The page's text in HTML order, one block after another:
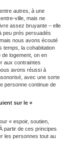
se rétablir. Une autre
notre société, le
personnes. Avoir
First. Cela
professionnelle,
nous avons
IPS (Individual
du Housing First
l’objectif final
santé et des moyens
avec ses forces